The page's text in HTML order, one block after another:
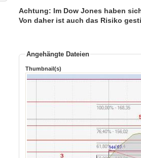
Achtung: Im Dow Jones haben
Von daher ist auch das Risiko
Angehängte Dateien
Thumbnail(s)